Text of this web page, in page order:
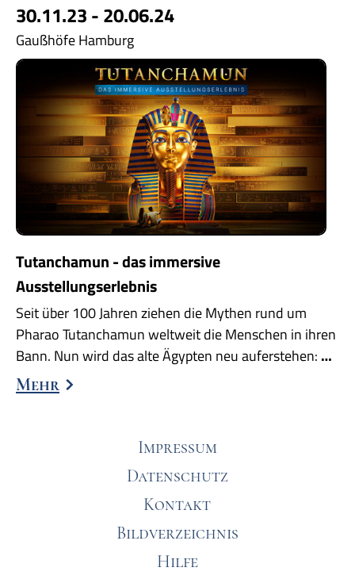
30.11.23 - 20.06.24
Gaußhöfe Hamburg
Tutanchamun - das immersive
Ausstellungserlebnis
Seit über 100 Jahren ziehen die Mythen rund um
Pharao Tutanchamun weltweit die Menschen in ihren
Bann. Nun wird das alte Ägypten neu auferstehen: …
Mehr
Impressum
Datenschutz
Kontakt
Bildverzeichnis
Hilfe